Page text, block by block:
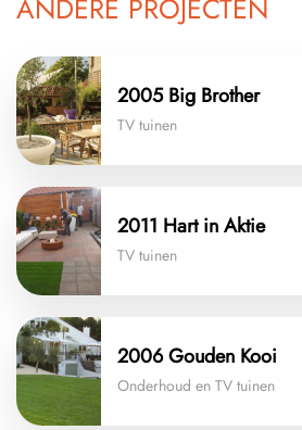
ANDERE PROJECTEN
2005 Big Brother
TV tuinen
2011 Hart in Aktie
TV tuinen
2006 Gouden Kooi
Onderhoud en TV tuinen